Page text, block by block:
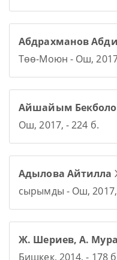
Абдрахманов
Төө-Моюн - Ош,
Айшайым
Ош, 2017, - 224 б.
Адылова Айтилла
сырымды - Ош, 2017,
Ж. Шериев, А.
Бишкек, 2014, - 178